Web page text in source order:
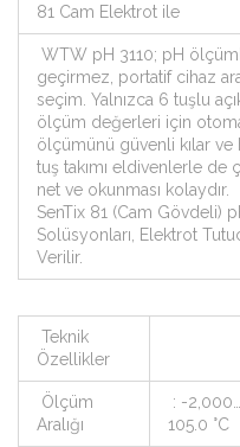
81 Cam Elektrot ile
WTW pH 3110; pH
geçirmez, portatif cihaz
seçim. Yalnızca 6 tuşlu
ölçüm değerleri için
ölçümünü güvenli kılar ve
tuş takımı eldivenlerle de
net ve okunması kolaydır.
SenTix 81 (Cam Gövdeli)
Solüsyonları, Elektrot
Verilir.
Teknik
Özellikler
Ölçüm
Aralığı
: -
105.0 °C